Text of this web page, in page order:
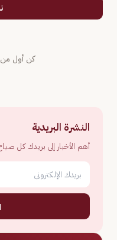
كن أول من
النشرة البريدية
أهم الأخبار إلى بريدك كل